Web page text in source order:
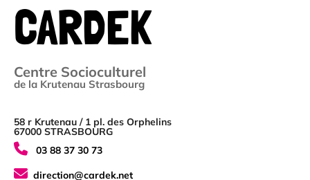
CARDEK
Centre Socioculturel
de la Krutenau Strasbourg
58 r Krutenau / 1 pl. des Orphelins
67000 STRASBOURG
03 88 37 30 73
direction@cardek.net